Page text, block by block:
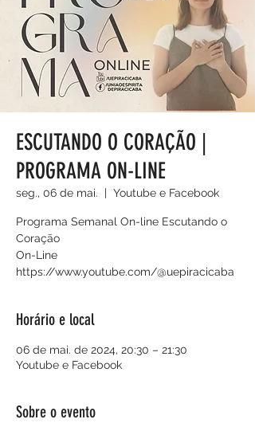
ESCUTANDO O CORAÇÃO |
PROGRAMA ON-LINE
seg., 06 de mai.
  |
Youtube e Facebook
Programa Semanal On-line Escutando o
Coração
On-Line
https://www.youtube.com/@uepiracicaba
Horário e local
06 de mai. de 2024, 20:30 – 21:30
Youtube e Facebook
Sobre o evento